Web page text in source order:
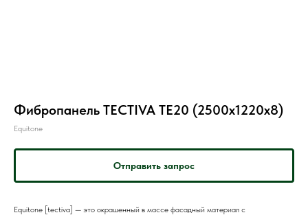
Фибропанель TECTIVA TE20 (2500x1220x8)
Equitone
Отправить запрос
Equitone [tectiva] — это окрашенный в массе фасадный материал с